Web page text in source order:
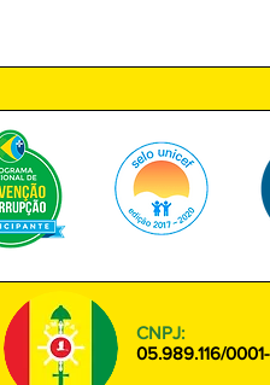
CNPJ:
05.989.116/